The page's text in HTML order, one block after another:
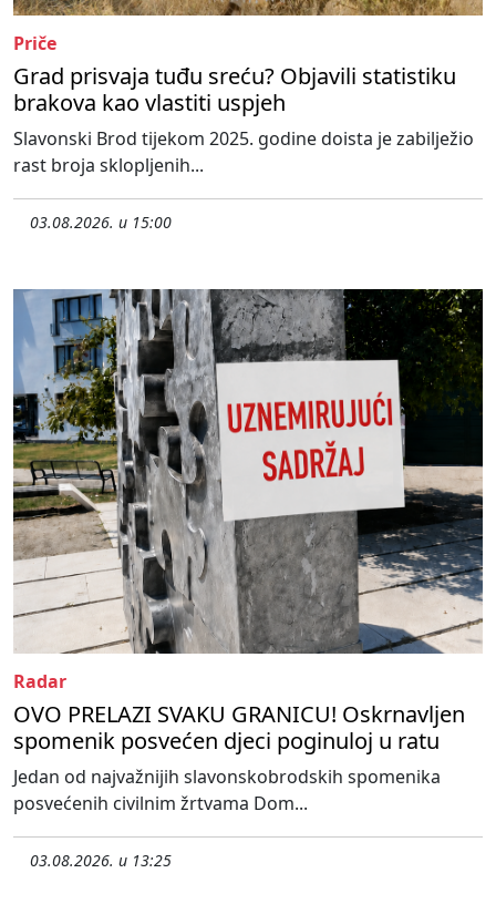
Priče
Grad prisvaja tuđu sreću? Objavili statistiku
brakova kao vlastiti uspjeh
Slavonski Brod tijekom 2025. godine doista je zabilježio
rast broja sklopljenih...
03.08.2026. u 15:00
Radar
OVO PRELAZI SVAKU GRANICU! Oskrnavljen
spomenik posvećen djeci poginuloj u ratu
Jedan od najvažnijih slavonskobrodskih spomenika
posvećenih civilnim žrtvama Dom...
03.08.2026. u 13:25